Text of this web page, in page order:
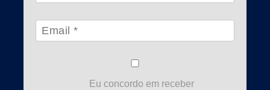
Eu concordo em receber